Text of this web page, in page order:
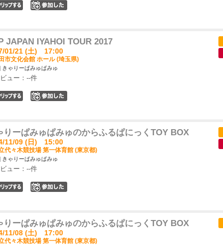
JAPAN IYAHOI TOUR 2017
01/21 (土) 17:00
市文化会館 ホール (埼玉県)
きゃりーぱみゅぱみゅ
ュー：--件
りーぱみゅぱみゅのからふるぱにっくTOY BOX
11/09 (日) 15:00
代々木競技場 第一体育館 (東京都)
きゃりーぱみゅぱみゅ
ュー：--件
りーぱみゅぱみゅのからふるぱにっくTOY BOX
11/08 (土) 17:00
代々木競技場 第一体育館 (東京都)